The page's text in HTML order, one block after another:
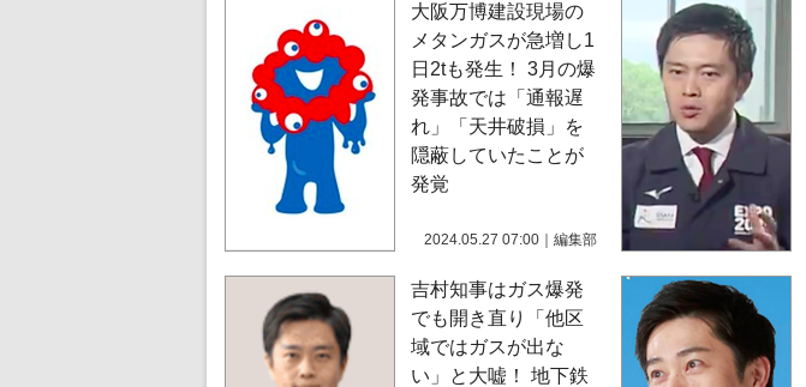
大阪万博建設現場の
メタンガスが急増し1
日2tも発生！ 3月の爆
発事故では「通報遅
れ」「天井破損」を
隠蔽していたことが
発覚
2024.05.27 07:00 編集部
吉村知事はガス爆発
でも開き直り「他区
域ではガスが出な
い」と大嘘！ 地下鉄